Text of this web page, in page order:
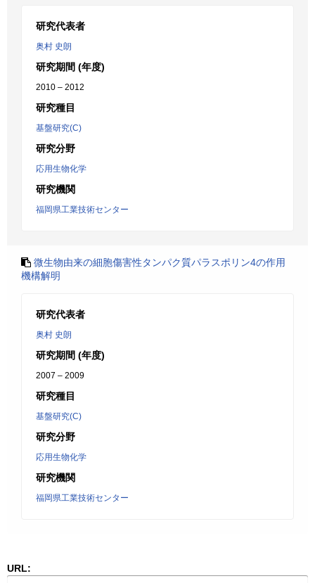
研究代表者
奥村 史朗
研究期間 (年度)
2010 – 2012
研究種目
基盤研究(C)
研究分野
応用生物化学
研究機関
福岡県工業技術センター
微生物由来の細胞傷害性タンパク質パラスポリン4の作用
機構解明
研究代表者
奥村 史朗
研究期間 (年度)
2007 – 2009
研究種目
基盤研究(C)
研究分野
応用生物化学
研究機関
福岡県工業技術センター
URL: